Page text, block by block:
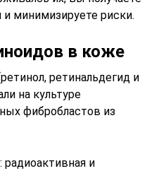
минимизируете риски.
в коже
ретинальдегид и
на культуре
фибробластов из
: радиоактивная и